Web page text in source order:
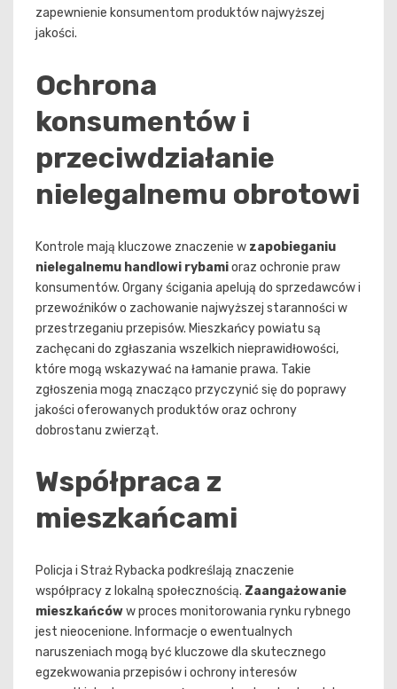
zapewnienie konsumentom produktów najwyższej
jakości.
Ochrona
konsumentów i
przeciwdziałanie
nielegalnemu obrotowi
Kontrole mają kluczowe znaczenie w zapobieganiu
nielegalnemu handlowi rybamioraz ochronie praw
konsumentów. Organy ścigania apelują do sprzedawców i
przewoźników o zachowanie najwyższej staranności w
przestrzeganiu przepisów. Mieszkańcy powiatu są
zachęcani do zgłaszania wszelkich nieprawidłowości,
które mogą wskazywać na łamanie prawa. Takie
zgłoszenia mogą znacząco przyczynić się do poprawy
jakości oferowanych produktów oraz ochrony
dobrostanu zwierząt.
Współpraca z
mieszkańcami
Policja i Straż Rybacka podkreślają znaczenie
współpracy z lokalną społecznością. Zaangażowanie
mieszkańcóww proces monitorowania rynku rybnego
jest nieocenione. Informacje o ewentualnych
naruszeniach mogą być kluczowe dla skutecznego
egzekwowania przepisów i ochrony interesów